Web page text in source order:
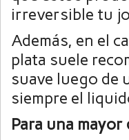
irreversible tu
Además, en el
plata suele
suave luego de
siempre el
Para una